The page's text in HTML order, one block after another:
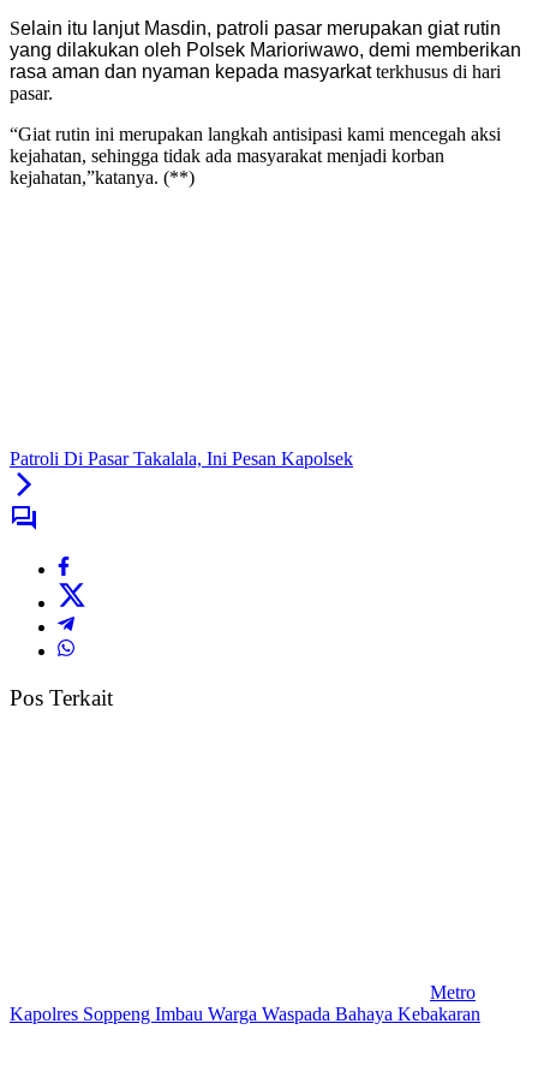
Selain itu lanjut Masdin, patroli pasar merupakan giat rutin
yang dilakukan oleh Polsek Marioriwawo, demi memberikan
rasa aman dan nyaman kepada masyarkatterkhusus di hari
pasar.
“Giat rutin ini merupakan langkah antisipasi kami mencegah aksi
kejahatan, sehingga tidak ada masyarakat menjadi korban
kejahatan,”katanya. (**)
Patroli Di Pasar Takalala, Ini Pesan Kapolsek
Pos Terkait
Metro
Kapolres Soppeng Imbau Warga Waspada Bahaya Kebakaran